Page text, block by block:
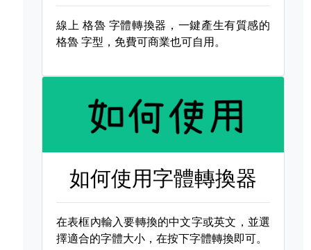
線上 格魯 字體轉換器，一鍵產生有質感的
格魯 字型，免費可商業也可自用。
如何使用字體轉換器
在表框內輸入要轉換的中文字或英文，並選
擇適合的字體大小，在按下字體轉換即可。